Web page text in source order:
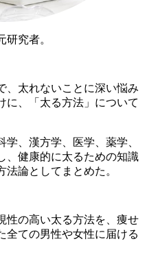
究者。
、太れないことに深い悩み
に、「太る方法」について
、漢方学、医学、薬学、
、健康的に太るための知識
論としてまとめた。
性の高い太る方法を、痩せ
全ての男性や女性に届ける